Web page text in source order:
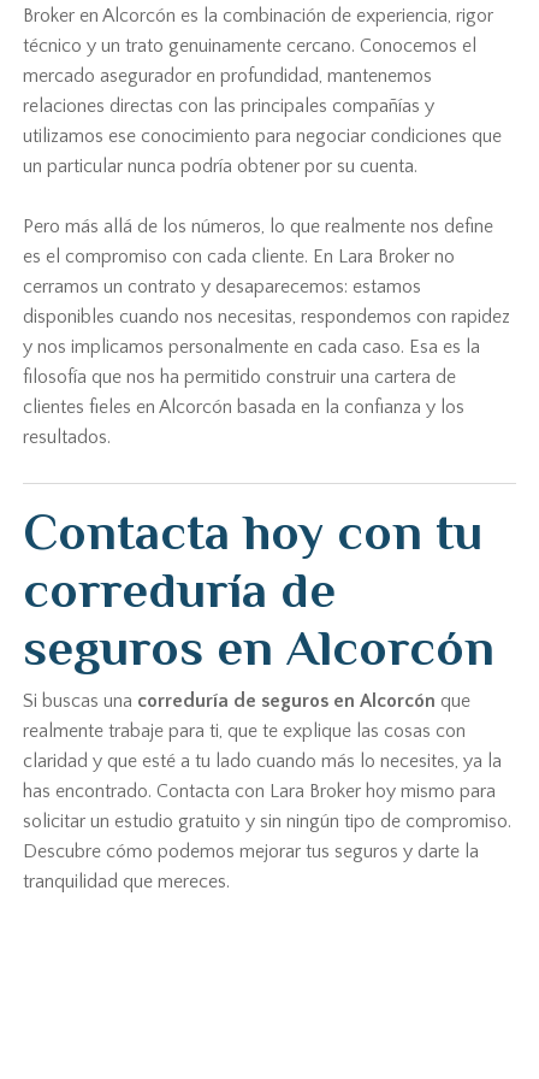
Broker en Alcorcón es la combinación de experiencia, rigor
técnico y un trato genuinamente cercano. Conocemos el
mercado asegurador en profundidad, mantenemos
relaciones directas con las principales compañías y
utilizamos ese conocimiento para negociar condiciones que
un particular nunca podría obtener por su cuenta.
Pero más allá de los números, lo que realmente nos define
es el compromiso con cada cliente. En Lara Broker no
cerramos un contrato y desaparecemos: estamos
disponibles cuando nos necesitas, respondemos con rapidez
y nos implicamos personalmente en cada caso. Esa es la
filosofía que nos ha permitido construir una cartera de
clientes fieles en Alcorcón basada en la confianza y los
resultados.
Contacta hoy con tu
correduría de
seguros en Alcorcón
Si buscas una correduría de seguros en Alcorcón que
realmente trabaje para ti, que te explique las cosas con
claridad y que esté a tu lado cuando más lo necesites, ya la
has encontrado. Contacta con Lara Broker hoy mismo para
solicitar un estudio gratuito y sin ningún tipo de compromiso.
Descubre cómo podemos mejorar tus seguros y darte la
tranquilidad que mereces.